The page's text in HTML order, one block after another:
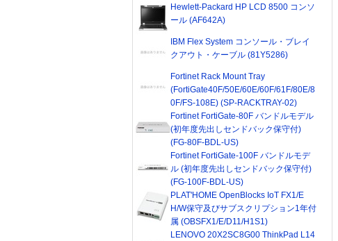
Hewlett-Packard HP LCD 8500 コンソ
ール (AF642A)
IBM Flex System コンソール・ブレイ
クアウト・ケーブル (81Y5286)
Fortinet Rack Mount Tray
(FortiGate40F/50E/60E/60F/61F/80E/8
0F/FS-108E) (SP-RACKTRAY-02)
Fortinet FortiGate-80F バンドルモデル
(初年度先出しセンドバック保守付)
(FG-80F-BDL-US)
Fortinet FortiGate-100F バンドルモデ
ル (初年度先出しセンドバック保守付)
(FG-100F-BDL-US)
PLAT'HOME OpenBlocks IoT FX1/E
H/W保守及びサブスクリプション1年付
属 (OBSFX1/E/D11/H1S1)
LENOVO 20X2SC8G00 ThinkPad L14